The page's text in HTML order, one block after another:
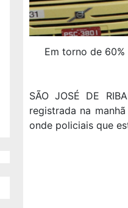
Em torno de
SÃO JOSÉ DE
registrada na
onde policiais que